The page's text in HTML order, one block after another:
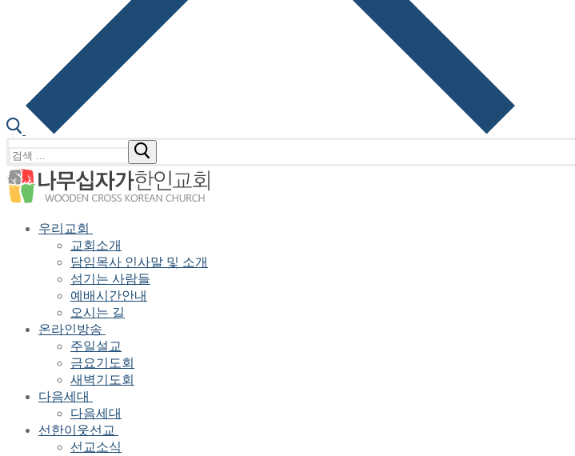
색
:
우리교회
교회소개
담임목사 인사말 및 소개
섬기는 사람들
예배시간안내
오시는 길
온라인방송
주일설교
금요기도회
새벽기도회
다음세대
다음세대
선한이웃선교
선교소식